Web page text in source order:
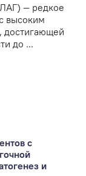
— редкое
высоким
достигающей
до ...
с
и